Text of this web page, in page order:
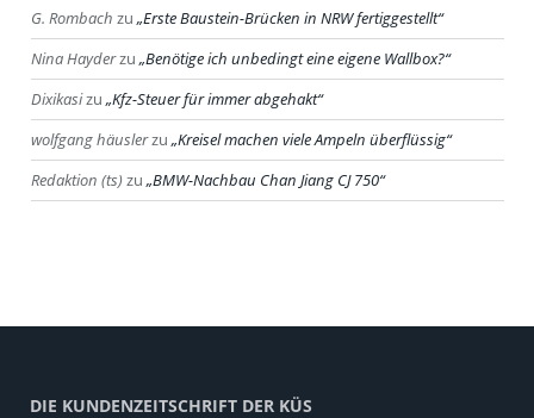
G. Rombach zu Erste Baustein-Brücken in NRW fertiggestellt
Nina Hayderzu Benötige ich unbedingt eine eigene Wallbox?
Dixikasizu Kfz-Steuer für immer abgehakt
wolfgang häuslerzu Kreisel machen viele Ampeln überflüssig
Redaktion (ts) zu BMW-Nachbau Chan Jiang CJ 750
DIE KUNDENZEITSCHRIFT DER KÜS